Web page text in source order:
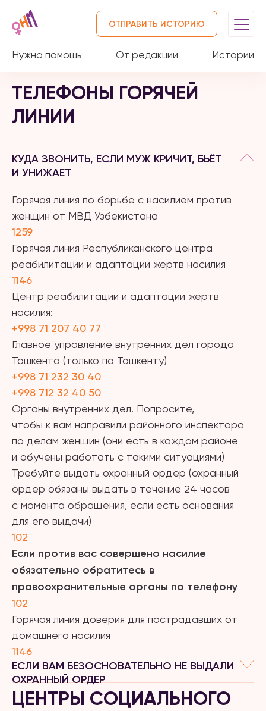
Нужна помощь От редакции Истории
ОТПРАВИТЬ ИСТОРИЮ
ТЕЛЕФОНЫ ГОРЯЧЕЙ
ЛИНИИ
КУДА ЗВОНИТЬ, ЕСЛИ МУЖ КРИЧИТ, БЬЁТ
И УНИЖАЕТ
Горячая линия по борьбе с насилием против
женщин от МВД Узбекистана
1259
Горячая линия Республиканского центра
реабилитации и адаптации жертв насилия
1146
Центр реабилитации и адаптации жертв
насилия:
+998 71 207 40 77
Главное управление внутренних дел города
Ташкента (только по Ташкенту)
+998 71 232 30 40
+998 712 32 40 50
Органы внутренних дел. Попросите,
чтобы к вам направили районного инспектора
по делам женщин (они есть в каждом районе
и обучены работать с такими ситуациями)
Требуйте выдать охранный ордер (охранный
ордер обязаны выдать в течение 24 часов
с момента обращения, если есть основания
для его выдачи)
102
Если против вас совершено насилие
обязательно обратитесь в
правоохранительные органы по телефону
102
Горячая линия доверия для пострадавших от
домашнего насилия
1146
ЕСЛИ ВАМ БЕЗОСНОВАТЕЛЬНО НЕ ВЫДАЛИ
ОХРАННЫЙ ОРДЕР
ЦЕНТРЫ СОЦИАЛЬНОГО